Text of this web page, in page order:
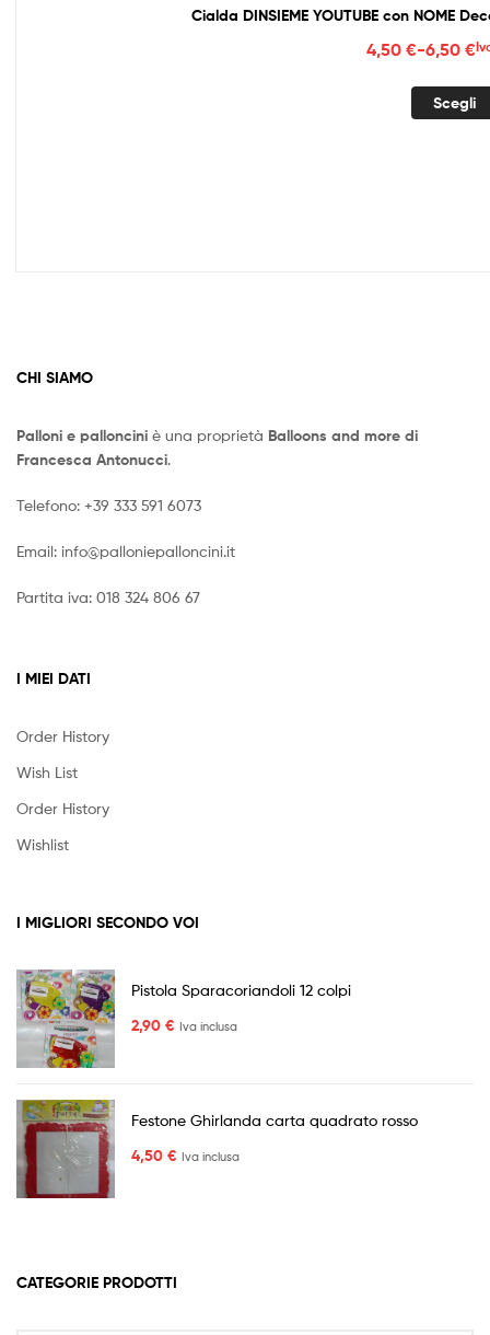
Cialda DINSIEME YOUTUBE con NOME
4,50 €-6,50 €
Scegli
CHI SIAMO
Palloni e palloncini è una proprietà Balloons and more di
Francesca Antonucci.
Telefono: +39 333 591 6073
Email: info@palloniepalloncini.it
Partita iva: 018 324 806 67
I MIEI DATI
Order History
Wish List
Order History
Wishlist
I MIGLIORI SECONDO VOI
Pistola Sparacoriandoli 12 colpi
2,90 € Iva inclusa
Festone Ghirlanda carta quadrato rosso
4,50 € Iva inclusa
CATEGORIE PRODOTTI